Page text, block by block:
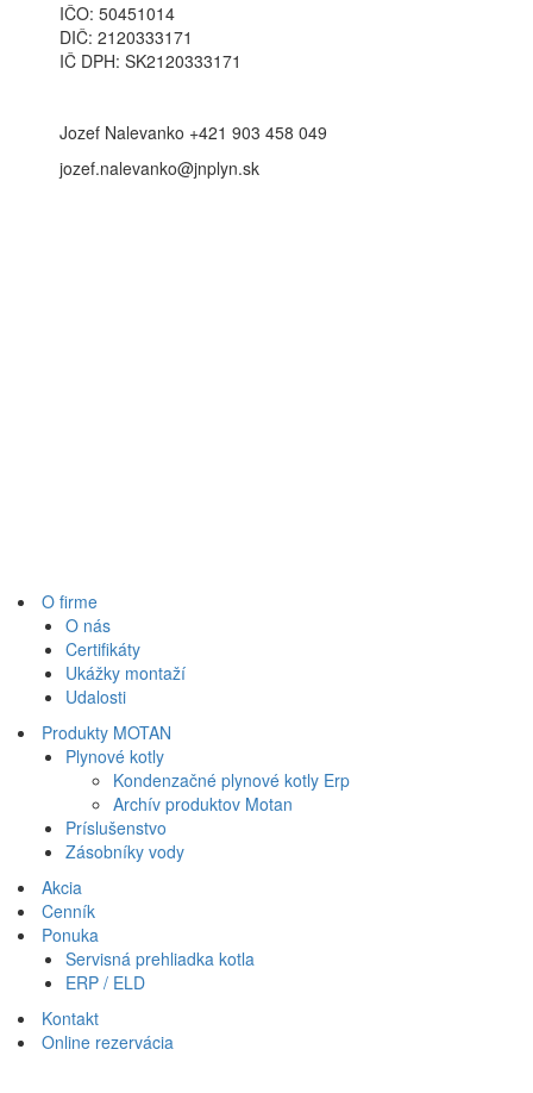
IČO: 50451014
DIČ: 2120333171
IČ DPH: SK2120333171
Jozef Nalevanko +421 903 458 049
jozef.nalevanko@jnplyn.sk
O firme
O nás
Certifikáty
Ukážky montaží
Udalosti
Produkty MOTAN
Plynové kotly
Kondenzačné plynové kotly Erp
Archív produktov Motan
Príslušenstvo
Zásobníky vody
Akcia
Cenník
Ponuka
Servisná prehliadka kotla
ERP / ELD
Kontakt
Online rezervácia